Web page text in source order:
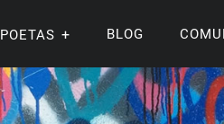
POETAS BLOG